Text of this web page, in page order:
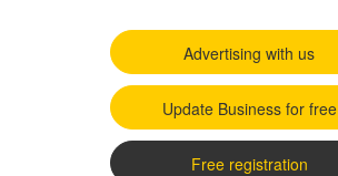
Advertising with us
Update Business for free
Free registration